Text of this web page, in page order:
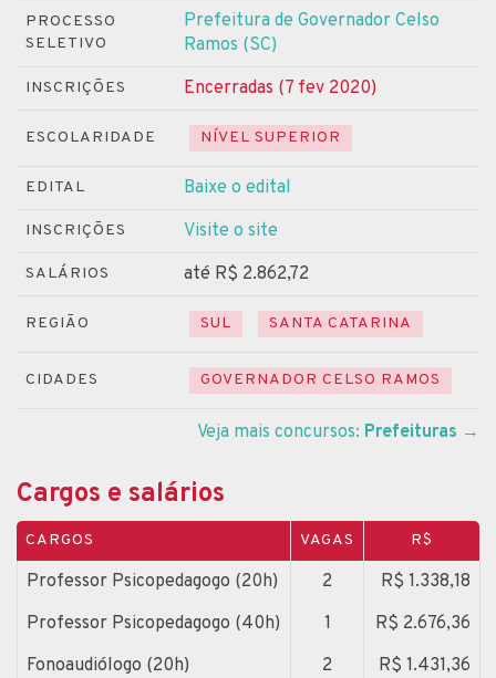
PROCESSO
SELETIVO
Prefeitura de Governador Celso
Ramos (SC)
INSCRIÇÕES Encerradas (7 fev 2020)
ESCOLARIDADE NÍVEL SUPERIOR
EDITAL Baixe o edital
INSCRIÇÕES Visite o site
SALÁRIOS até R$ 2.862,72
REGIÃO SUL SANTA CATARINA
CIDADES GOVERNADOR CELSO RAMOS
Veja mais concursos: Prefeituras →
Cargos e salários
CARGOS VAGAS R$
Professor Psicopedagogo (20h) 2
R$ 1.338,18
Professor Psicopedagogo (40h)
1
R$ 2.676,36
Fonoaudiólogo (20h)
2
R$ 1.431,36